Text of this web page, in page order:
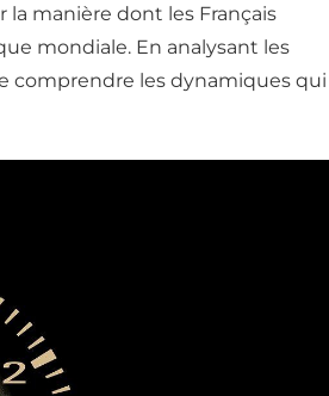
la manière dont les Français
mondiale. En analysant les
comprendre les dynamiques qui